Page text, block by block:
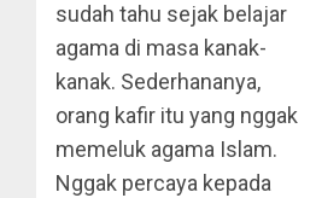
sudah tahu sejak belajar
agama di masa kanak-
kanak. Sederhananya,
orang kafir itu yang nggak
memeluk agama Islam.
Nggak percaya kepada